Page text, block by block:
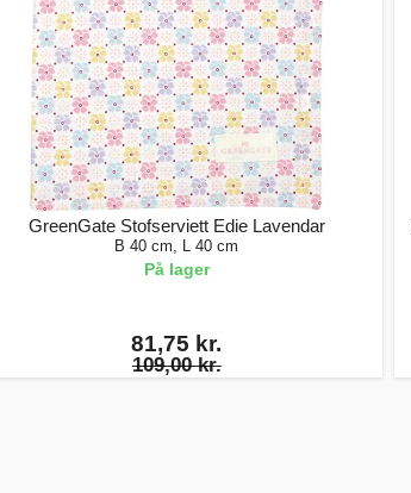
GreenGate Stofserviett Edie Lavendar
B 40 cm, L 40 cm
På lager
81,75 kr.
109,00 kr.